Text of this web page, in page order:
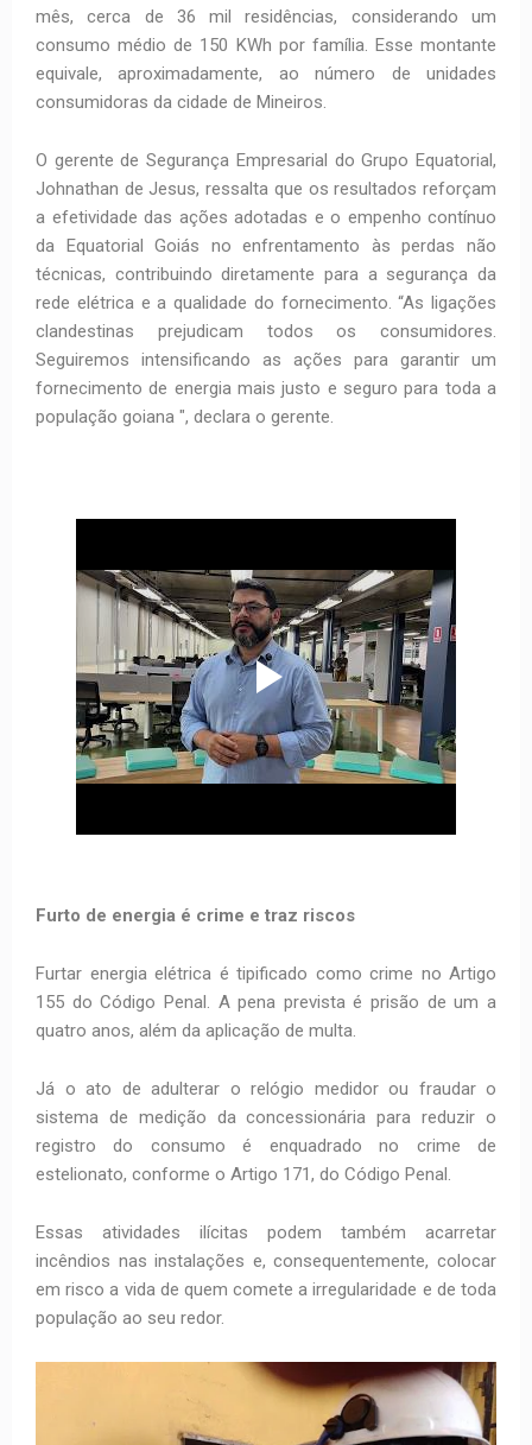
mês, cerca de 36 mil residências, considerando um
consumo médio de 150 KWh por família. Esse montante
equivale, aproximadamente, ao número de unidades
consumidoras da cidade de Mineiros.
O gerente de Segurança Empresarial do Grupo Equatorial,
Johnathan de Jesus, ressalta que os resultados reforçam
a efetividade das ações adotadas e o empenho contínuo
da Equatorial Goiás no enfrentamento às perdas não
técnicas, contribuindo diretamente para a segurança da
rede elétrica e a qualidade do fornecimento. “As ligações
clandestinas prejudicam todos os consumidores.
Seguiremos intensificando as ações para garantir um
fornecimento de energia mais justo e seguro para toda a
população goiana ", declara o gerente.
Furto de energia é crime e traz riscos
Furtar energia elétrica é tipificado como crime no Artigo
155 do Código Penal. A pena prevista é prisão de um a
quatro anos, além da aplicação de multa.
Já o ato de adulterar o relógio medidor ou fraudar o
sistema de medição da concessionária para reduzir o
registro do consumo é enquadrado no crime de
estelionato, conforme o Artigo 171, do Código Penal.
Essas atividades ilícitas podem também acarretar
incêndios nas instalações e, consequentemente, colocar
em risco a vida de quem comete a irregularidade e de toda
população ao seu redor.